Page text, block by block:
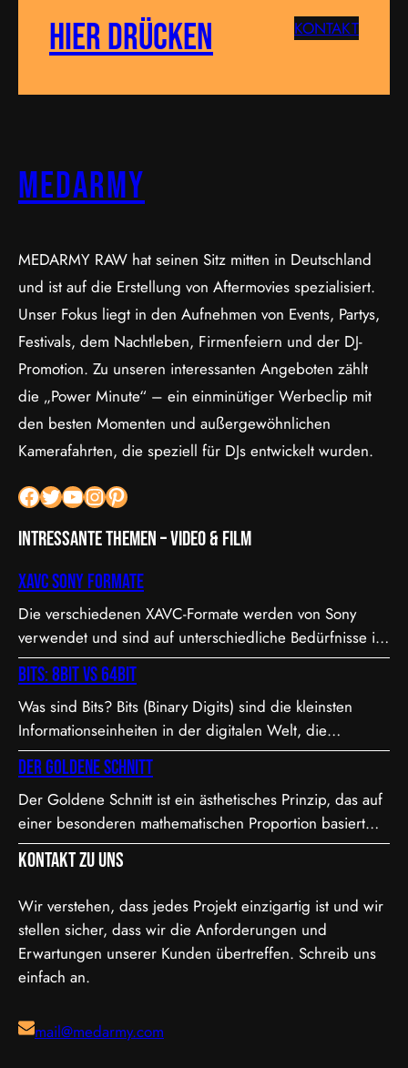
Hier drücken KONTAKT
MEDARMY
MEDARMY RAW hat seinen Sitz mitten in Deutschland
und ist auf die Erstellung von Aftermovies spezialisiert.
Unser Fokus liegt in den Aufnehmen von Events, Partys,
Festivals, dem Nachtleben, Firmenfeiern und der DJ-
Promotion. Zu unseren interessanten Angeboten zählt
die „Power Minute“ – ein einminütiger Werbeclip mit
den besten Momenten und außergewöhnlichen
Kamerafahrten, die speziell für DJs entwickelt wurden.
Facebook Twitter YouTube InstagramPinterest
Intressante Themen – Video & Film
XAVC Sony Formate
Die verschiedenen XAVC-Formate werden von Sony
verwendet und sind auf unterschiedliche Bedürfnisse in
Bezug auf Qualität, Dateigröße und Bitrate abgestimmt.
Hier sind die Details zu den Formaten: 1. XAVC S-I DCI:
• Dies ist eine intraframe-Version von XAVC S, die in DCI
4K-Auflösung (4096×2160) arbeitet. “I” steht für
Intraframe, was bedeutet, dass jedes Bild einzeln…
Bits: 8bit vs 64bit
Was sind Bits? Bits (Binary Digits) sind die kleinsten
Informationseinheiten in der digitalen Welt, die
entweder den Wert 0 oder 1 annehmen können. In der
Videoproduktion, speziell bei der Farbdarstellung und
Verarbeitung, spielt die Bit-Tiefe eine entscheidende
Rolle. Je höher die Bit-Tiefe, desto mehr Informationen
können über die Helligkeit und Farben eines Pixels
gespeichert werden.…
Der Goldene Schnitt
Der Goldene Schnitt ist ein ästhetisches Prinzip, das auf
einer besonderen mathematischen Proportion basiert
und in der Kunst, Architektur, Fotografie und im Film
Anwendung findet. Diese Proportion wird als besonders
harmonisch und natürlich empfunden. Sie ist etwa 1,618
zu 1, was in der Mathematik als das Verhältnis der
Fibonacci-Folge bekannt ist. Mathematische Erklärung
des Goldenen…
Kontakt zu uns
Wir verstehen, dass jedes Projekt einzigartig ist und wir
stellen sicher, dass wir die Anforderungen und
Erwartungen unserer Kunden übertreffen. Schreib uns
einfach an.
mail@medarmy.com